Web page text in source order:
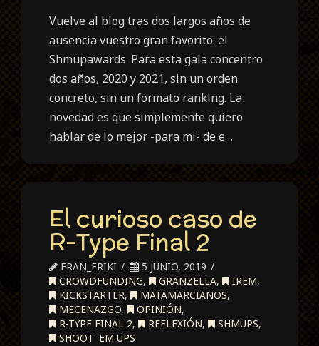
Vuelve al blog tras dos largos años de
ausencia vuestro gran favorito: el
Shmupawards. Para esta gala concentro
dos años, 2020 y 2021, sin un orden
concreto, sin un formato ranking. La
novedad es que simplemente quiero
hablar de lo mejor -para mi- de e…
El curioso caso de
R-Type Final 2
FRAN_FRIKI
5 JUNIO, 2019
CROWDFUNDING, GRANZELLA, IREM,
KICKSTARTER, MATAMARCIANOS,
MECENAZGO, OPINIÓN,
R-TYPE FINAL 2, REFLEXIÓN, SHMUPS,
SHOOT 'EM UPS